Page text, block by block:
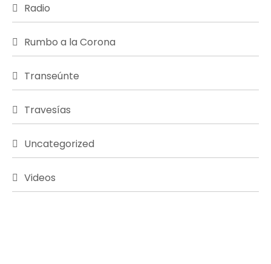
Radio
Rumbo a la Corona
Transeúnte
Travesías
Uncategorized
Videos